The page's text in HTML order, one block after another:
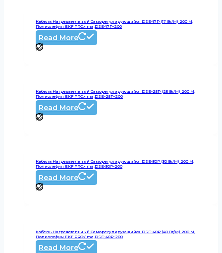
Кабель Нагревательный Саморегулирующийся DSE-17P (17 Вт/м) 200 М,
Полиолефин EKF PROxima,DSE-17P-200
Read More
Кабель Нагревательный Саморегулирующийся DSE-25P (25 Вт/м) 200 М,
Полиолефин EKF PROxima,DSE-25P-200
Read More
Кабель Нагревательный Саморегулирующийся DSE-30P (30 Вт/м) 200 М,
Полиолефин EKF PROxima,DSE-30P-200
Read More
Кабель Нагревательный Саморегулирующийся DSE-40P (40 Вт/м) 200 М,
Полиолефин EKF PROxima,DSE-40P-200
Read More